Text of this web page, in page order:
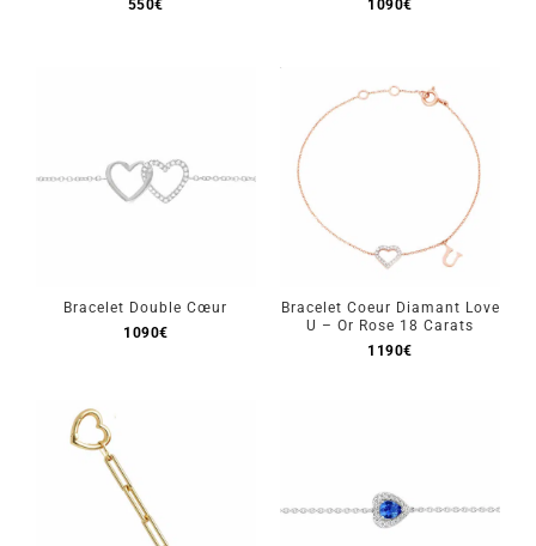
550€ 1090€
Bracelet Double Cœur
1090€
Bracelet Coeur Diamant Love
U – Or Rose 18 Carats
1190€